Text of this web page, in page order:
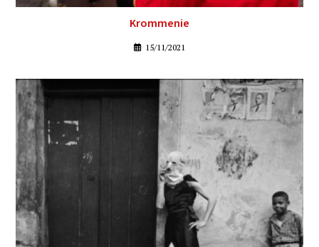
Krommenie
15/11/2021